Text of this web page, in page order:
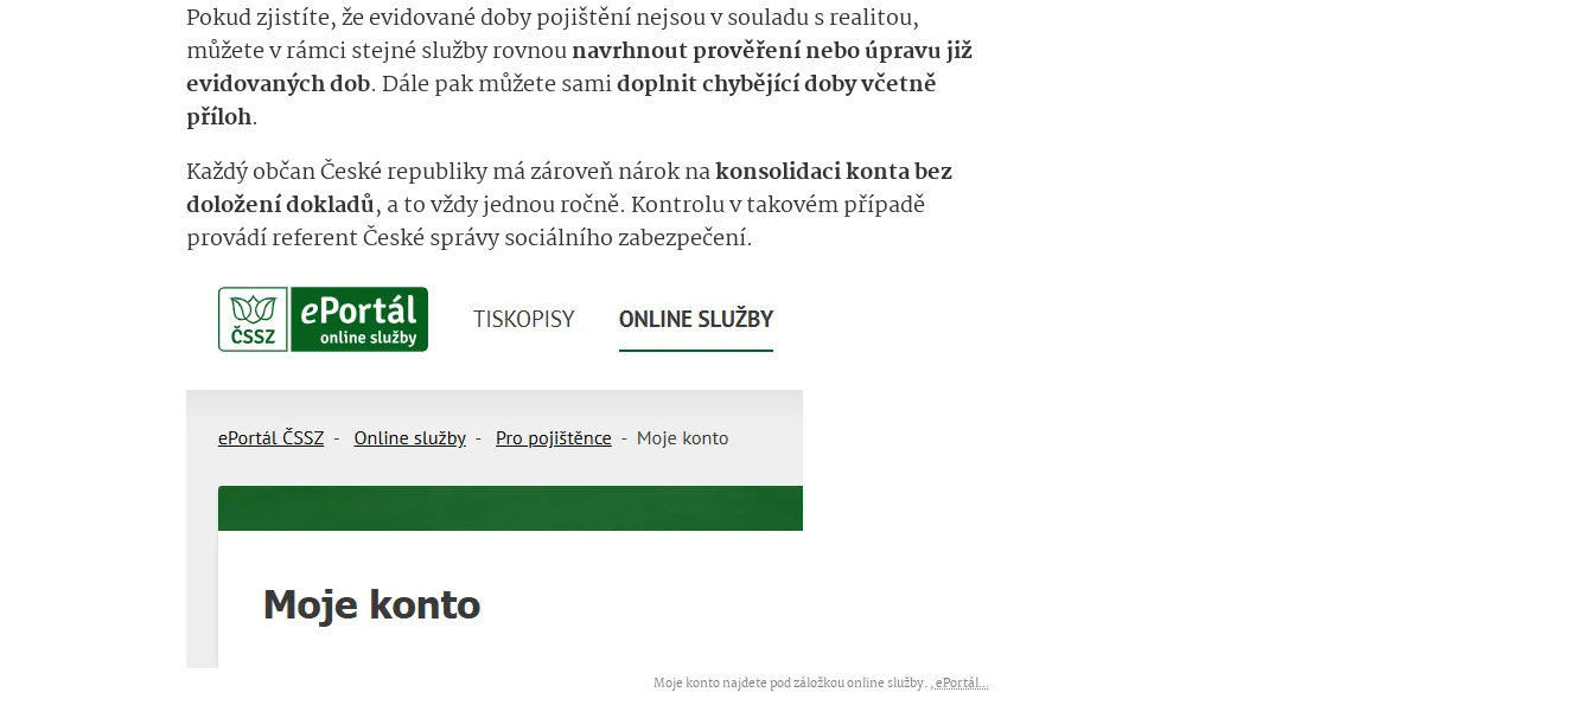
Pokud zjistíte, že evidované doby pojištění nejsou v souladu s realitou,
můžete v rámci stejné služby rovnounavrhnout prověření nebo úpravu již
evidovaných dob. Dále pak můžete samidoplnit chybějící doby včetně
příloh.
Každý občan České republiky má zároveň nárok nakonsolidaci konta bez
doložení dokladů, a to vždy jednou ročně. Kontrolu v takovém případě
provádí referent České správy sociálního zabezpečení.
Moje konto najdete pod záložkou online služby. ,ePortál...